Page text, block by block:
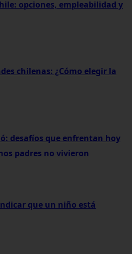
opciones, empleabilidad y
chilenas: ¿Cómo elegir la
desafíos que enfrentan hoy
padres no vivieron
que un niño está